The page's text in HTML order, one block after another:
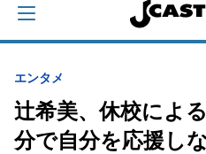
エンタメ
辻希美、休校によ
分で自分を応援し